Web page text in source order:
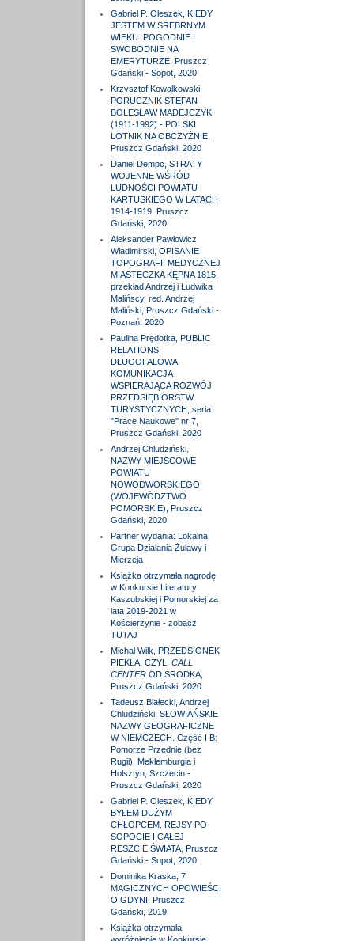
Gabriel P. Oleszek, KIEDY
JESTEM W SREBRNYM
WIEKU. POGODNIE I
SWOBODNIE NA
EMERYTURZE, Pruszcz
Gdański - Sopot, 2020
Krzysztof Kowalkowski,
PORUCZNIK STEFAN
BOLESŁAW MADEJCZYK
(1911-1992) - POLSKI
LOTNIK NA OBCZYŹNIE,
Pruszcz Gdański, 2020
Daniel Dempc, STRATY
WOJENNE WŚRÓD
LUDNOŚCI POWIATU
KARTUSKIEGO W LATACH
1914-1919, Pruszcz
Gdański, 2020
Aleksander Pawłowicz
Władimirski, OPISANIE
TOPOGRAFII MEDYCZNEJ
MIASTECZKA KĘPNA 1815,
przekład Andrzej i Ludwika
Malińscy, red. Andrzej
Maliński, Pruszcz Gdański -
Poznań, 2020
Paulina Prędotka, PUBLIC
RELATIONS.
DŁUGOFALOWA
KOMUNIKACJA
WSPIERAJĄCA ROZWÓJ
PRZEDSIĘBIORSTW
TURYSTYCZNYCH, seria
"Prace Naukowe" nr 7,
Pruszcz Gdański, 2020
Andrzej Chludziński,
NAZWY MIEJSCOWE
POWIATU
NOWODWORSKIEGO
(WOJEWÓDZTWO
POMORSKIE), Pruszcz
Gdański, 2020
Partner wydania: Lokalna
Grupa Działania Żuławy i
Mierzeja
Książka otrzymała nagrodę
w Konkursie Literatury
Kaszubskiej i Pomorskiej za
lata 2019-2021 w
Kościerzynie - zobacz
TUTAJ
Michał Wilk, PRZEDSIONEK
PIEKŁA, CZYLI CALL
CENTEROD ŚRODKA,
Pruszcz Gdański, 2020
Tadeusz Białecki, Andrzej
Chludziński, SŁOWIAŃSKIE
NAZWY GEOGRAFICZNE
W NIEMCZECH. Część I B:
Pomorze Przednie (bez
Rugii), Meklemburgia i
Holsztyn, Szczecin -
Pruszcz Gdański, 2020
Gabriel P. Oleszek, KIEDY
BYŁEM DUŻYM
CHŁOPCEM. REJSY PO
SOPOCIE I CAŁEJ
RESZCIE ŚWIATA, Pruszcz
Gdański - Sopot, 2020
Dominika Kraska, 7
MAGICZNYCH OPOWIEŚCI
O GDYNI, Pruszcz
Gdański, 2019
Książka otrzymała